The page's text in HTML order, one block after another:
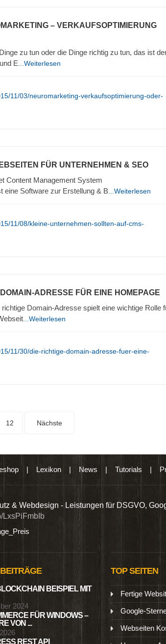
– VERKAUFSOPTIMIERUNG
zu tun oder die Dinge richtig zu tun, das ist
E ...Weiterlesen
11/03/neuromarketing-verkaufsoptimierung-oder-
FÜR UNTERNEHMEN & SEO
Content Management System
eine Software zur Erstellung & B ...Weiterlesen
11/08/kleine-unternehmen-sollten-auf-cms-
ADRESSE FÜR EINE HOMEPAGE
Domain-Adresse spielt eine wichtige Rolle
...Weiterlesen
11/30/die-richtige-domain-adresse-fuer-eine-
12 Nächste
| Lexikon| News | Tutorials |
& Webdesign - Leistungen für DSGVO,
LxsPiFmbIb
BEISPIEL MIT
2024
FÜR WINDOWS –
VON ...
REST API
TOP SEITEN
Fertige
Google-
Webseiten